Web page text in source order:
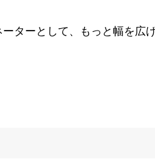
ターとして、もっと幅を広